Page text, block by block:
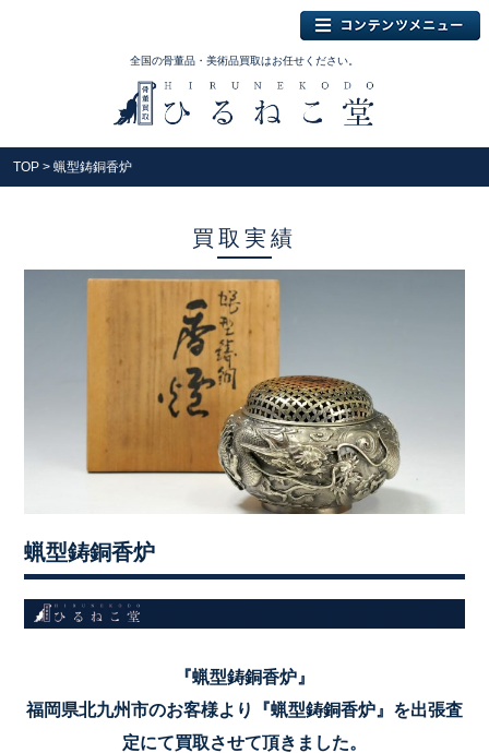
全国の骨董品・美術品買取はお任せください。
TOP > 蝋型鋳銅香炉
買取実績
蝋型鋳銅香炉
『蝋型鋳銅香炉 』
福岡県北九州市のお客様より『蝋型鋳銅香炉 』を出張査
定にて買取させて頂きました。